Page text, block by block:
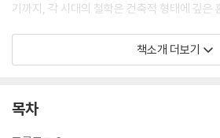
기까지, 각 시대의 철학은 건축적 형태에 깊은
책의 백미는 결정론적 사고와 비결정론적 사
스의 미학 이론이 건축 양식의 흐름 속에서 어
유, 르 코르뷔지에의 모더니즘 원칙이 렘 콜하
책소개 더보기
목차